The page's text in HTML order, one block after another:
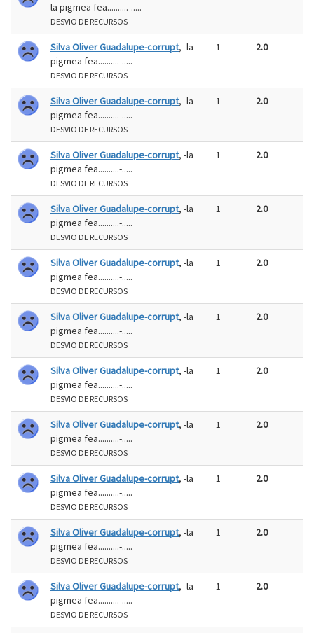
la pigmea fea..........-.....
DESVIO DE RECURSOS
Silva Oliver Guadalupe-corrupt, -la
pigmea fea..........-.....
DESVIO DE RECURSOS
1 2.0
Silva Oliver Guadalupe-corrupt, -la
pigmea fea..........-.....
DESVIO DE RECURSOS
1 2.0
Silva Oliver Guadalupe-corrupt, -la
pigmea fea..........-.....
DESVIO DE RECURSOS
1 2.0
Silva Oliver Guadalupe-corrupt, -la
pigmea fea..........-.....
DESVIO DE RECURSOS
1 2.0
Silva Oliver Guadalupe-corrupt, -la
pigmea fea..........-.....
DESVIO DE RECURSOS
1 2.0
Silva Oliver Guadalupe-corrupt, -la
pigmea fea..........-.....
DESVIO DE RECURSOS
1 2.0
Silva Oliver Guadalupe-corrupt, -la
pigmea fea..........-.....
DESVIO DE RECURSOS
1 2.0
Silva Oliver Guadalupe-corrupt, -la
pigmea fea..........-.....
DESVIO DE RECURSOS
1 2.0
Silva Oliver Guadalupe-corrupt, -la
pigmea fea..........-.....
DESVIO DE RECURSOS
1 2.0
Silva Oliver Guadalupe-corrupt, -la
pigmea fea..........-.....
DESVIO DE RECURSOS
1 2.0
Silva Oliver Guadalupe-corrupt, -la
pigmea fea..........-.....
DESVIO DE RECURSOS
1 2.0